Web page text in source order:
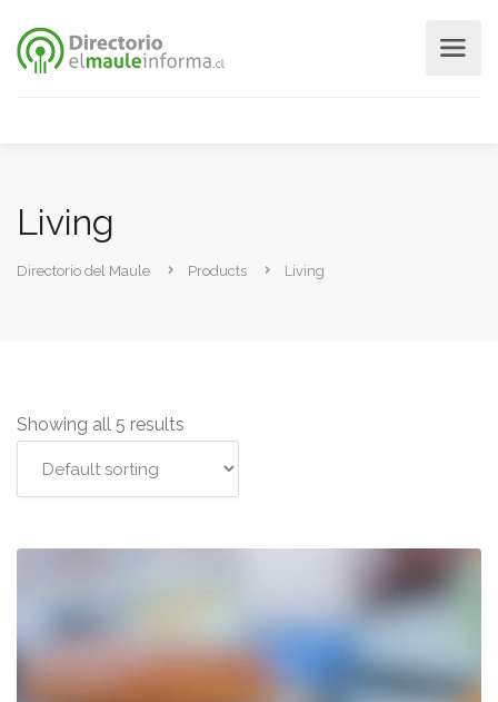
Living
Directorio del Maule Products Living
Showing all 5 results